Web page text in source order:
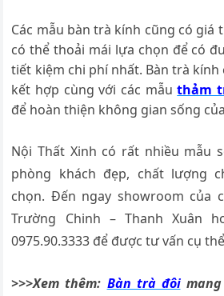
Các mẫu bàn trà kính cũng có giá
có thể thoải mái lựa chọn để có
tiết kiệm chi phí nhất. Bàn trà kính
kết hợp cùng với các mẫuthảm
để hoàn thiện không gian sống
Nội Thất Xinh có rất nhiều mẫu
phòng khách đẹp, chất lượng
chọn. Đến ngay showroom của
Trường Chinh – Thanh Xuân
0975.90.3333 để được tư vấn cụ
>>>Xem thêm: Bàn trà đôimang